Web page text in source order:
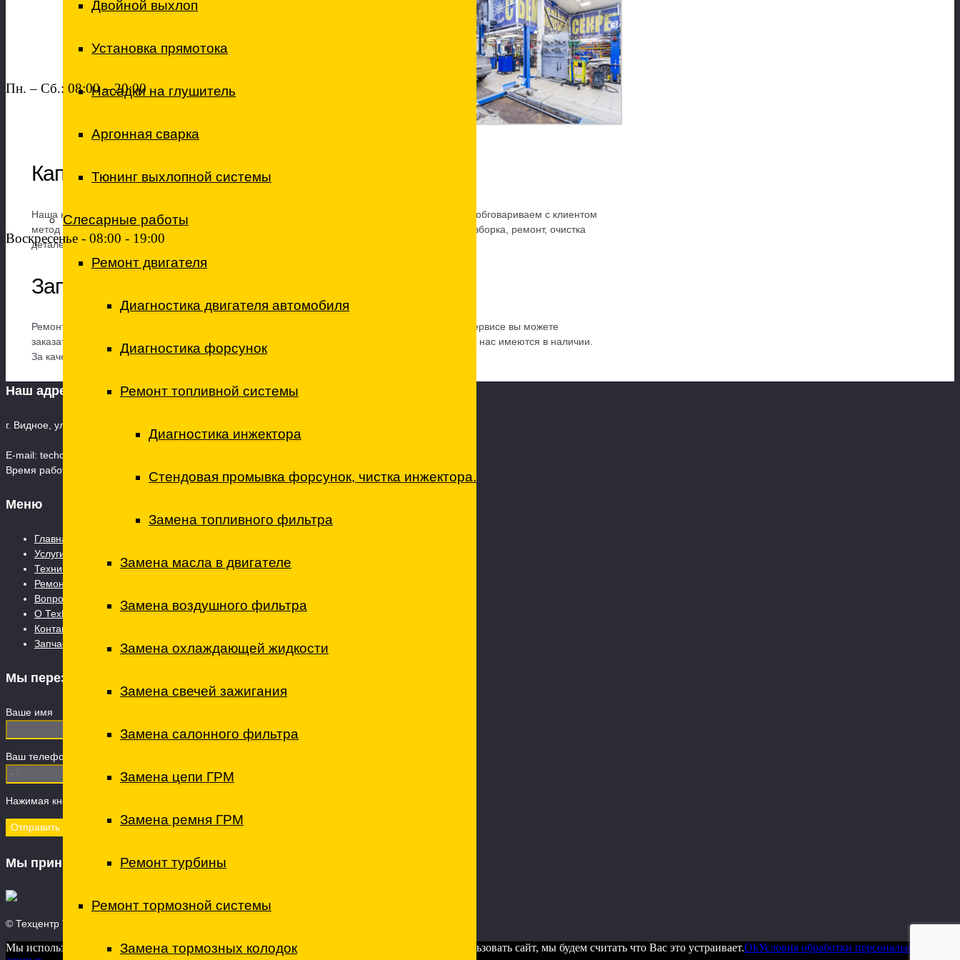
Пн. – Сб.: 08:00 – 20:00
Воскресенье - 08:00 - 19:00
Двойной выхлоп
Установка прямотока
Насадки на глушитель
Аргонная сварка
Тюнинг выхлопной системы
Слесарные работы
Ремонт двигателя
Диагностика двигателя автомобиля
Диагностика форсунок
Ремонт топливной системы
Диагностика инжектора
Стендовая промывка форсунок, чистка инжектора.
Замена топливного фильтра
Замена масла в двигателе
Замена воздушного фильтра
Замена охлаждающей жидкости
Замена свечей зажигания
Замена салонного фильтра
Замена цепи ГРМ
Замена ремня ГРМ
Ремонт турбины
Ремонт тормозной системы
Замена тормозных колодок
Капитальный ремонт двигателя
Наша компания проводит капитальный ремонт двигателя Шевроле.Перед началом работ мы обговариваем с клиентом
метод и стоимость капитального ремонта. Обычно работу входит демонтаж двигателя, его разборка, ремонт, очистка
деталей, установка новых деталей, сборка двигателя и монтаж.
Запчасти к двигателю Шевроле
Ремонт двигателя Шевроле подразумевает установку новых запасных частей. В нашем автосервисе вы можете
заказать новые оригинальные запасные части к вашей машине. Кроме того многие запчасти у нас имеются в наличии.
За качество устанавливаемых запасных частей мы отвечаем.
Наш адрес
г. Видное, ул. 8-я Линия, дом 13А, корпус 1 Телефон: +7 (495) 669-50-85
E-mail: techcenterto@mail.ru
Время работы: Пн. – Сб.: 08:00 – 21:00 Воскресенье - 09:00 - 19:00
Меню
Главная страница
Услуги
Технический центр
Ремонт коммерческого транспорта
Вопросы и ответы
О ТехЦентре
Контакты
Запчасти
Мы перезвоним
Ваше имя
Ваш телефон (обязательно)
Нажимая кнопку "Отправить" вы даете Согласие на
Мы принимаем
© Техцентр ТО - технический центр, 2026
Мы используем куки для наилучшего представления нашего сайта. Если Вы продолжите использовать сайт, мы будем считать что Вас это устраивает.OkУсловия обработки персональных